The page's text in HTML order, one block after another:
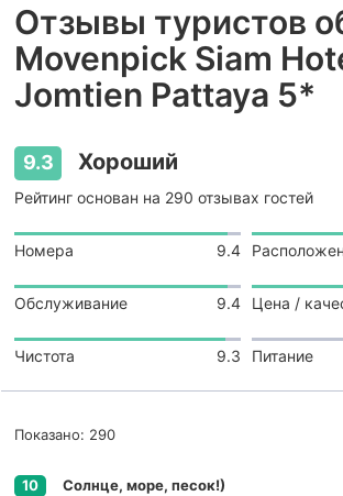
Отзывы туристов
Movenpick Siam
Jomtien Pattaya 5*
9.3 Хороший
Рейтинг основан на 290 отзывах гостей
Номера 9.4
Обслуживание 9.4 Цена /
Чистота 9.3 Питание
Показано: 290
10 Солнце, море, песок!)